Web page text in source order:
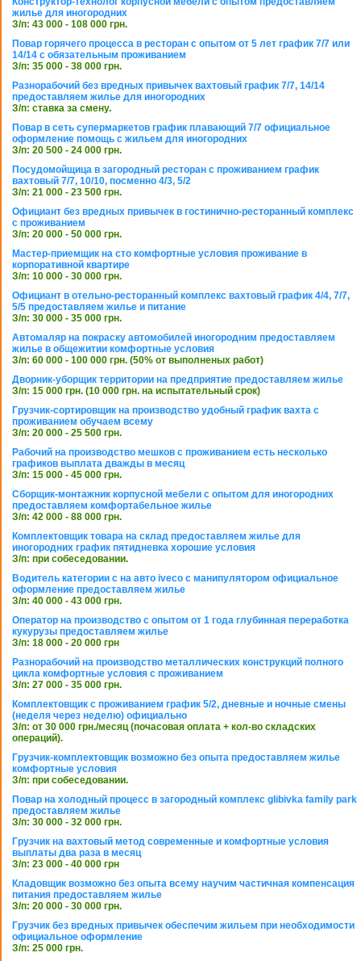
жилье для иногородних
З/п: 43 000 - 108 000 грн.
Повар горячего процесса в ресторан с опытом от 5 лет график 7/7 или
14/14 с обязательным проживанием
З/п: 35 000 - 38 000 грн.
Разнорабочий без вредных привычек вахтовый график 7/7, 14/14
предоставляем жилье для иногородних
З/п: ставка за смену.
Повар в сеть супермаркетов график плавающий 7/7 официальное
оформление помощь с жильем для иногородних
З/п: 20 500 - 24 000 грн.
Посудомойщица в загородный ресторан с проживанием график
вахтовый 7/7, 10/10, посменно 4/3, 5/2
З/п: 21 000 - 23 500 грн.
Официант без вредных привычек в гостинично-ресторанный комплекс
с проживанием
З/п: 20 000 - 50 000 грн.
Мастер-приемщик на сто комфортные условия проживание в
корпоративной квартире
З/п: 10 000 - 30 000 грн.
Официант в отельно-ресторанный комплекс вахтовый график 4/4, 7/7,
5/5 предоставляем жилье и питание
З/п: 30 000 - 35 000 грн.
Автомаляр на покраску автомобилей иногородним предоставляем
жилье в общежитии комфортные условия
З/п: 60 000 - 100 000 грн. (50% от выполненых работ)
Дворник-уборщик территории на предприятие предоставляем жилье
З/п: 15 000 грн. (10 000 грн. на испытательный срок)
Грузчик-сортировщик на производство удобный график вахта с
проживанием обучаем всему
З/п: 20 000 - 25 500 грн.
Рабочий на производство мешков с проживанием есть несколько
графиков выплата дважды в месяц
З/п: 15 000 - 45 000 грн.
Сборщик-монтажник корпусной мебели с опытом для иногородних
предоставляем комфортабельное жилье
З/п: 42 000 - 88 000 грн.
Комплектовщик товара на склад предоставляем жилье для
иногородних график пятидневка хорошие условия
З/п: при собеседовании.
Водитель категории с на авто iveco с манипулятором официальное
оформление предоставляем жилье
З/п: 40 000 - 43 000 грн.
Оператор на производство с опытом от 1 года глубинная переработка
кукурузы предоставляем жилье
З/п: 18 000 - 20 000 грн
Разнорабочий на производство металлических конструкций полного
цикла комфортные условия с проживанием
З/п: 27 000 - 35 000 грн.
Комплектовщик с проживанием график 5/2, дневные и ночные смены
(неделя через неделю) официально
З/п: от 30 000 грн./месяц (почасовая оплата + кол-во складских
операций).
Грузчик-комплектовщик возможно без опыта предоставляем жилье
комфортные условия
З/п: при собеседовании.
Повар на холодный процесс в загородный комплекс glibivka family park
предоставляем жилье
З/п: 30 000 - 32 000 грн.
Грузчик на вахтовый метод современные и комфортные условия
выплаты два раза в месяц
З/п: 23 000 - 40 000 грн
Кладовщик возможно без опыта всему научим частичная компенсация
питания предоставляем жилье
З/п: 20 000 - 30 000 грн.
Грузчик без вредных привычек обеспечим жильем при необходимости
официальное оформление
З/п: 25 000 грн.